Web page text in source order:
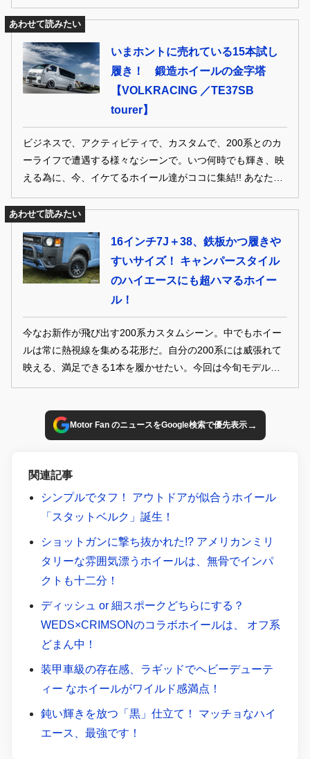
にハマる1本から、超鉄板モデルまでを厳選。失敗のない確
あわせて読みたい
いまホントに売れている15本試し
履き！ 鍛造ホイールの金字塔
【VOLKRACING ／TE37SB
tourer】
ビジネスで、アクティビティで、カスタムで、200系とのカ
ーライフで遭遇する様々なシーンで。いつ何時でも輝き、映
える為に、今、イケてるホイール達がココに集結!! あなたの
ぞ。
あわせて読みたい
16インチ7J＋38、鉄板かつ履きや
すいサイズ！ キャンパースタイル
のハイエースにも超ハマるホイー
ル！
今なお新作が飛び出す200系カスタムシーン。中でもホイー
ルは常に熱視線を集める花形だ。自分の200系には威張れて
映える、満足できる1本を履かせたい。今回は今旬モデルか
Motor Fan のニュースをGoogle検索で優先表示→
関連記事
シンプルでタフ！ アウトドアが似合うホイール
「スタットベルク」誕生！
ショットガンに撃ち抜かれた!? アメリカンミリ
タリーな雰囲気漂うホイールは、無骨でインパ
クトも十二分！
ディッシュ or 細スポークどちらにする？
WEDS×CRIMSONのコラボホイールは、 オフ系
どまん中！
装甲車級の存在感、ラギッドでヘビーデューテ
ィー なホイールがワイルド感満点！
鈍い輝きを放つ「黒」仕立て！ マッチョなハイ
エース、最強です！